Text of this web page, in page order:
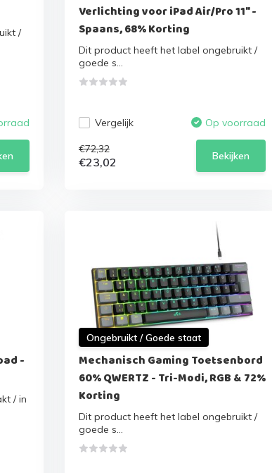
/
Verlichting voor iPad Air/Pro 11" -
Spaans, 68% Korting
Dit product heeft het label ongebruikt /
goede s...
Vergelijk Op voorraad
€72,32
€23,02 Bekijken
-
/ in
Ongebruikt / Goede staat
Mechanisch Gaming Toetsenbord
60% QWERTZ - Tri-Modi, RGB & 72%
Korting
Dit product heeft het label ongebruikt /
goede s...